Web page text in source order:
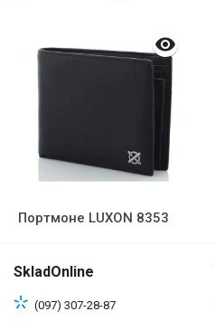
Портмоне LUXON 8353
SkladOnline
(097) 307-28-87